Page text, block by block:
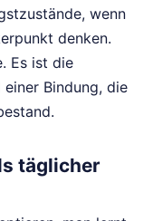
wenn
denken.
Es ist die
Bindung, die
täglicher